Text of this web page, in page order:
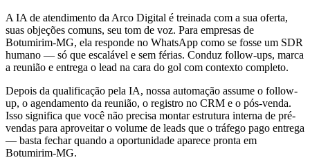
A IA de atendimento da Arco Digital é treinada com a sua oferta,
suas objeções comuns, seu tom de voz. Para empresas de
Botumirim-MG, ela responde no WhatsApp como se fosse um SDR
humano — só que escalável e sem férias. Conduz follow-ups, marca
a reunião e entrega o lead na cara do gol com contexto completo.
Depois da qualificação pela IA, nossa automação assume o follow-
up, o agendamento da reunião, o registro no CRM e o pós-venda.
Isso significa que você não precisa montar estrutura interna de pré-
vendas para aproveitar o volume de leads que o tráfego pago entrega
— basta fechar quando a oportunidade aparece pronta em
Botumirim-MG.